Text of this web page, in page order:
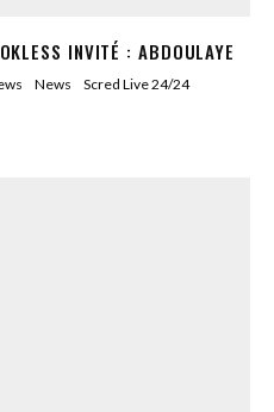
INVITÉ : ABDOULAYE
News
Scred Live 24/24